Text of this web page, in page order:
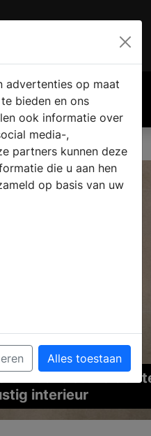
WEBSHOP
stonelook
interieur
advertenties op maat
bieden en ons
ook informatie over
media-,
partners kunnen deze
die u aan hen
op basis van uw
Alles toestaan